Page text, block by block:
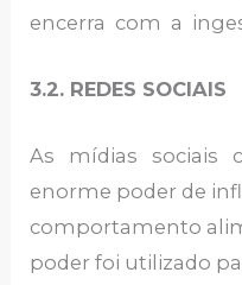
encerra com a
3.2. REDES SOCIAIS
As mídias sociais
enorme poder de
comportamento
poder foi utilizado